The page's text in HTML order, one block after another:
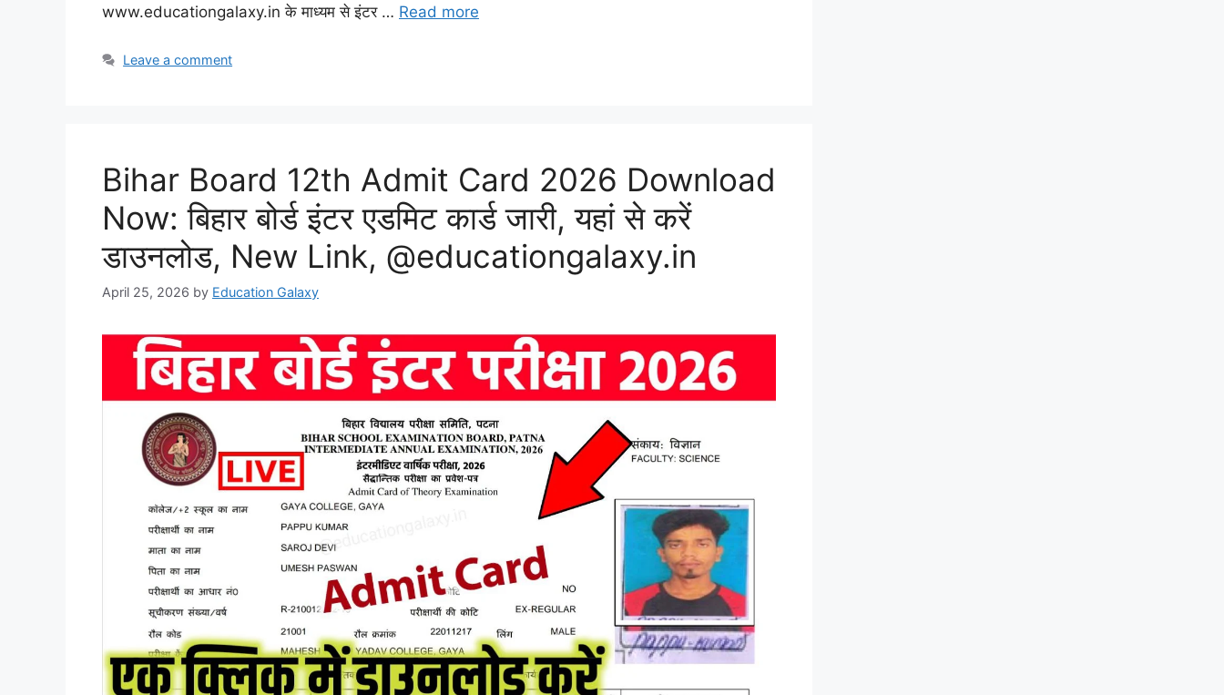
www.educationgalaxy.in के माध्यम से इंटर … Read more
Leave a comment
Bihar Board 12th Admit Card 2026 Download
Now: बिहार बोर्ड इंटर एडमिट कार्ड जारी, यहां से करें
डाउनलोड, New Link, @educationgalaxy.in
April 25, 2026 by Education Galaxy